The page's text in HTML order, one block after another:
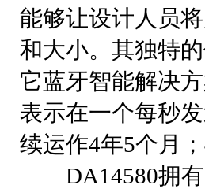
能够让设计人员
和大小。其独特
它蓝牙智能解决
表示在一个每秒
续运作4年5个月
DA14580拥有